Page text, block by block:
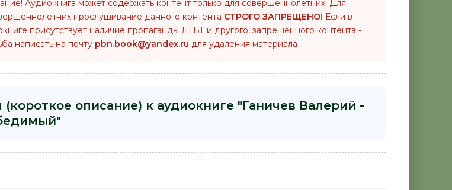
Аудиокнига может содержать контент только для совершеннолетних. Для
прослушивание данного контента СТРОГО ЗАПРЕЩЕНО! Если в
присутствует наличие пропаганды ЛГБТ и другого, запрещенного контента -
написать на почту pbn.book@yandex.ru для удаления материала
описание) к аудиокниге "Ганичев Валерий -